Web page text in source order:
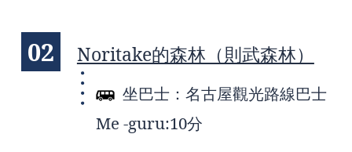
02 Noritake的森林（則武森林）
坐巴士：名古屋觀光路線巴士
Me -guru:10分